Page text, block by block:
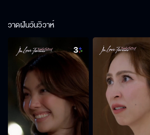
วาดฝันวันวิวาห์